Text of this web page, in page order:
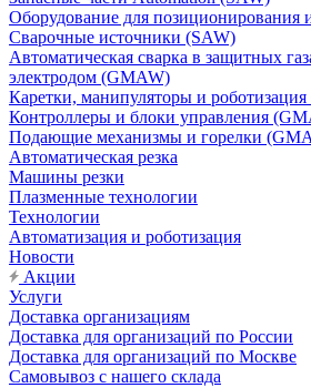
Оборудование для позиционирования
Сварочные источники (SAW)
Автоматическая сварка в защитных
электродом (GMAW)
Каретки, манипуляторы и
Контроллеры и блоки управления
Подающие механизмы и горелки
Автоматическая резка
Машины резки
Плазменные технологии
Технологии
Автоматизация и роботизация
Новости
Акции
Услуги
Доставка организациям
Доставка для организаций по России
Доставка для организаций по Москве
Самовывоз с нашего склада